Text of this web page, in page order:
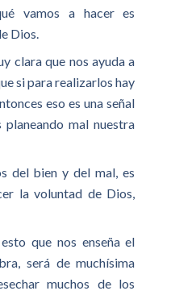
vamos a hacer es
Dios.
clara que nos ayuda a
si para realizarlos hay
eso es una señal
mal nuestra
del bien y del mal, es
la voluntad de Dios,
que nos enseña el
será de muchísima
muchos de los